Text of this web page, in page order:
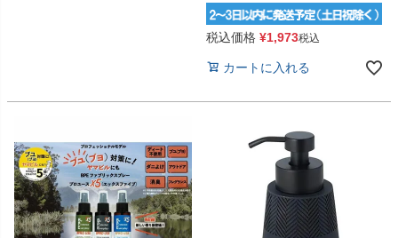
税込価格 ¥1,973税込
カートに入れる